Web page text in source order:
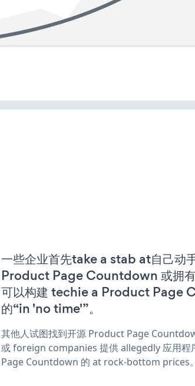
一些企业首先take a stab at自己动
Product Page Countdown 或拥
可以构建 techie a Product Page
的“in 'no time'”。
其他人试图找到开源 Product Page
或 foreign companies 提供 allegedly 应用程
Page Countdown 的 at rock-bottom prices。